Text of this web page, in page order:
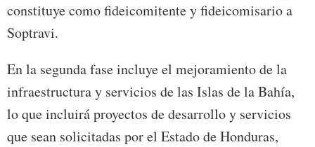
constituye como fideicomitente y fideicomisario a
Soptravi.
En la segunda fase incluye el mejoramiento de la
infraestructura y servicios de las Islas de la Bahía,
lo que incluirá proyectos de desarrollo y servicios
que sean solicitadas por el Estado de Honduras,